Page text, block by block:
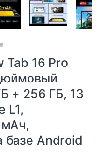
Tab 16 Pro
+ 256 ГБ, 13
L1,
мАч,
Android